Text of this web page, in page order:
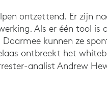
ontzettend. Er zijn
Als er één tool
kunnen ze
ontbreekt het
analist Andrew